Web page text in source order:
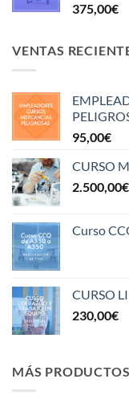
375,00€
VENTAS
95,00€
CURSO
2.500,00€
Curso
CURSO
230,00€
MÁS PRODUCTOS